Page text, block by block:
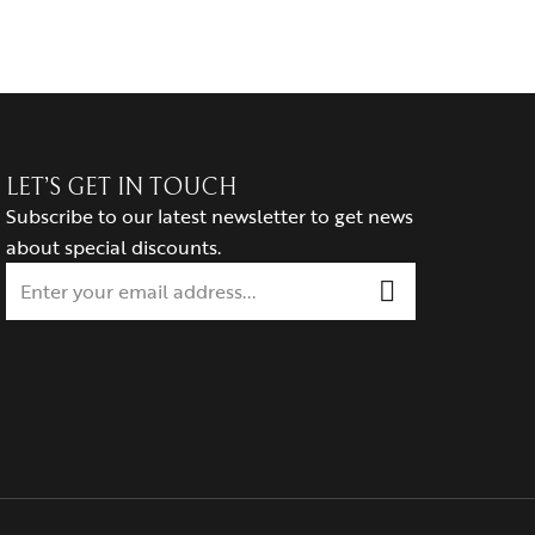
LET’S GET IN TOUCH
Subscribe to our latest newsletter to get news
about special discounts.